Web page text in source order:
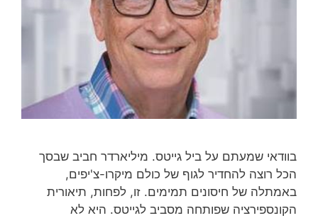
בוודאי שמעתם על ביל גייטס. מיליארדר חביב שבסך
הכל רוצה להחדיר לגוף של כולם מיקרו-צ'יפים,
באמתלה של חיסונים תמימים. זו, לפחות, תיאורית
הקונספירציה שפותחה מסביב לגייטס. היא לא